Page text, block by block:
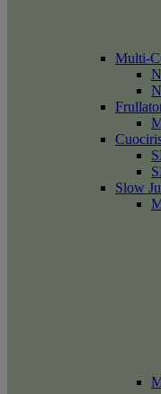
Multi-
Slow